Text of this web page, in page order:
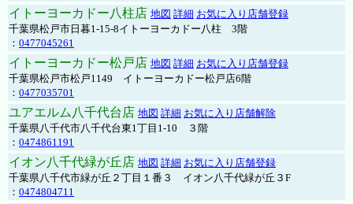
イトーヨーカドー八柱店 地図 詳細 お気に入り店舗登録
千葉県松戸市日暮1-15-8イトーヨーカドー八柱 3階
： 0477045261
イトーヨーカドー松戸店 地図 詳細 お気に入り店舗登録
千葉県松戸市松戸1149 イトーヨーカドー松戸店6階
： 0477035701
ユアエルム八千代台店 地図 詳細 お気に入り店舗解除
千葉県八千代市八千代台東1丁目1-10 ３階
： 0474861191
イオン八千代緑が丘店 地図 詳細 お気に入り店舗登録
千葉県八千代市緑が丘２丁目１番３ イオン八千代緑が丘３F
： 0474804711